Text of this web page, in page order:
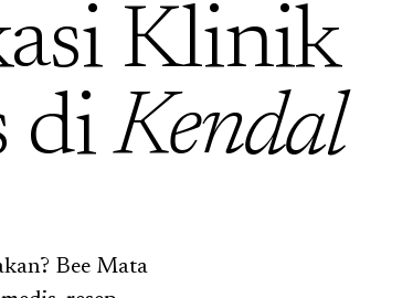
Klinik
diKendal
Bee Mata